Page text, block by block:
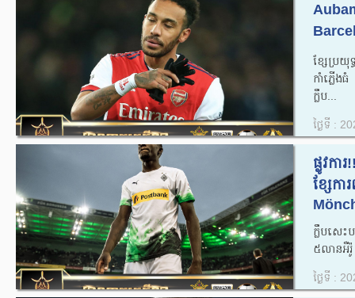
ខ្សែប្រយុ
កាំភ្លើ
ក្លឹប...
ថ្ងៃទី :
ផ្លូវក
ខ្សែកា
ក្លឹបសេ
៥លានអឺរ៉ូ
ថ្ងៃទី :